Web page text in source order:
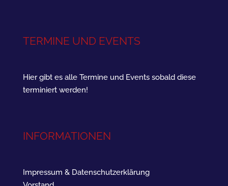
TERMINE UND EVENTS
Hier gibt es alle Termine und Events sobald diese
terminiert werden!
INFORMATIONEN
Impressum & Datenschutzerklärung